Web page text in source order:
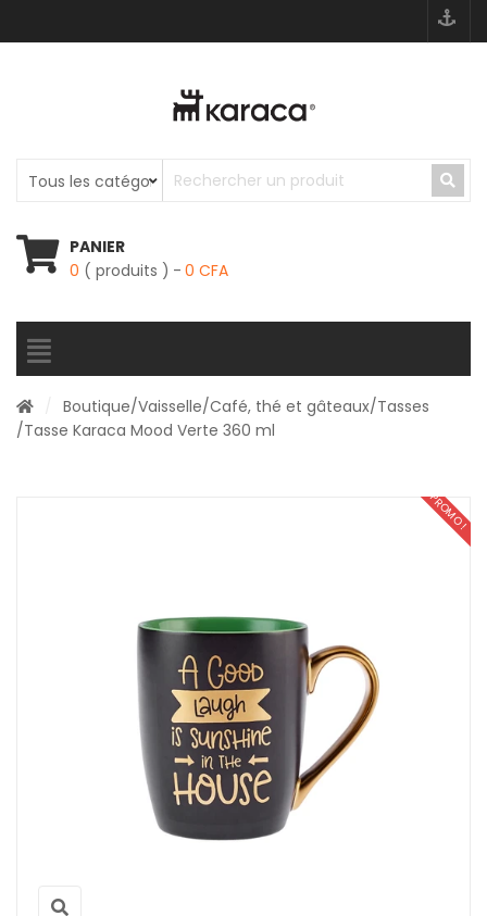
PANIER
0 ( produits ) 0 CFA
Boutique/Vaisselle/Café, thé et gâteaux/Tasses
/Tasse Karaca Mood Verte 360 ​​ml
PROMO !